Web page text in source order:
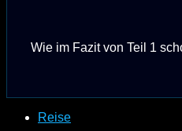
Wie im Fazit von Teil 1
Reise